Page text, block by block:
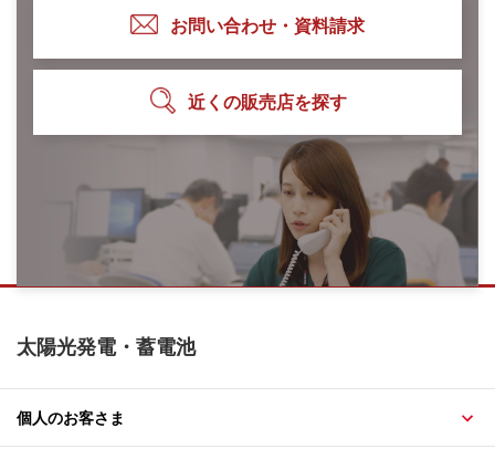
お問い合わせ・資料請求
近くの販売店を探す
太陽光発電・蓄電池
個人のお客さま